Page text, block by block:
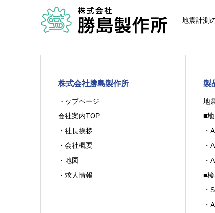
地震計測
株式会社勝島製作所
トップページ
会社案内TOP
・社長挨拶
・会社概要
・地図
・求人情報
製
地
■
・
・
・
■
・
・